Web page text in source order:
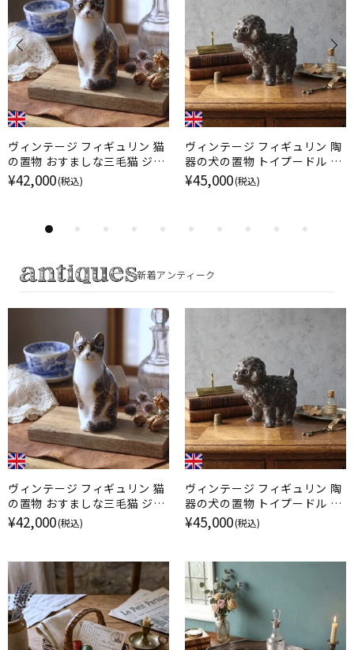
ヴィンテージ フィギュリン 猫
の置物 おすましな三毛猫 ジェ
ニー・ウィンスタンレイ イギリ
¥42,000(税込)
ヴィンテージ フィギュリン 陶
器の犬の置物 トイプードル ケ
ンジントンドッグ / ジェニー・
ウィンスタンレイ イギリス
¥45,000(税込)
新着アンティーク
ヴィンテージ フィギュリン 猫
の置物 おすましな三毛猫 ジェ
ニー・ウィンスタンレイ イギリ
¥42,000(税込)
ヴィンテージ フィギュリン 陶
器の犬の置物 トイプードル ケ
ンジントンドッグ / ジェニー・
ウィンスタンレイ イギリス
¥45,000(税込)